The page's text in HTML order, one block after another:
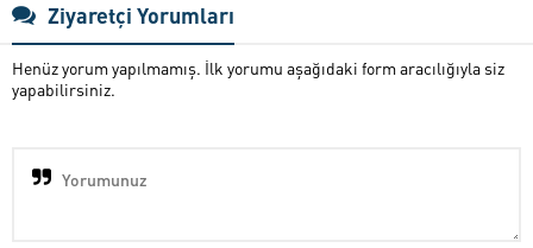
Ziyaretçi Yorumları
Henüz yorum yapılmamış. İlk yorumu aşağıdaki form aracılığıyla siz
yapabilirsiniz.